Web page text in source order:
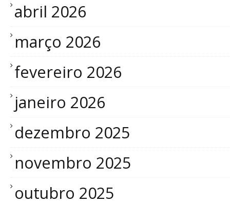
abril 2026
março 2026
fevereiro 2026
janeiro 2026
dezembro 2025
novembro 2025
outubro 2025